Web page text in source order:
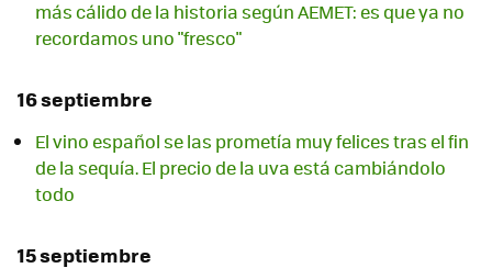
más cálido de la historia según AEMET: es que ya no
recordamos uno "fresco"
16 septiembre
El vino español se las prometía muy felices tras el fin
de la sequía. El precio de la uva está cambiándolo
todo
15 septiembre